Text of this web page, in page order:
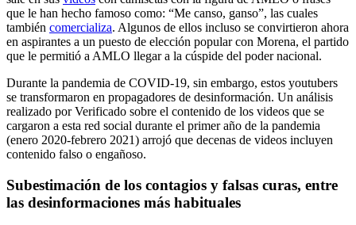
que le han hecho famoso como: “Me canso, ganso”, las cuales
también comercializa. Algunos de ellos incluso se convirtieron ahora
en aspirantes a un puesto de elección popular con Morena, el partido
que le permitió a AMLO llegar a la cúspide del poder nacional.
Durante la pandemia de COVID-19, sin embargo, estos youtubers
se transformaron en propagadores de desinformación. Un análisis
realizado por Verificado sobre el contenido de los videos que se
cargaron a esta red social durante el primer año de la pandemia
(enero 2020-febrero 2021) arrojó que decenas de videos incluyen
contenido falso o engañoso.
Subestimación de los contagios y falsas curas, entre
las desinformaciones más habituales